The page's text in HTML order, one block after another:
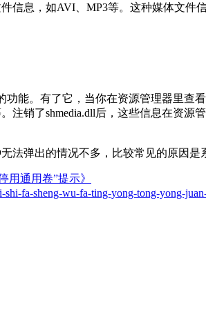
，如AVI、MP3等。这种媒体文件
。有了它，当你在资源管理器里查
销了shmedia.dll后，这些信息在资
出的情况不多，比较常见的原因是
用通用卷”提示》
fa-sheng-wu-fa-ting-yong-tong-yong-